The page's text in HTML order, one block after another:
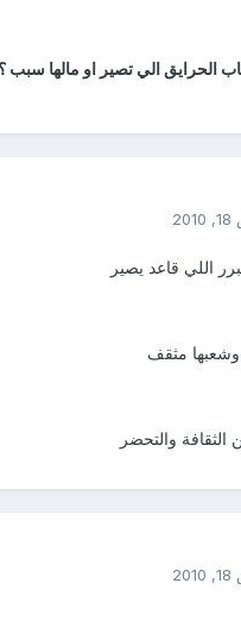
الحرايق الي تصير او مالها سبب ؟
اللي قاعد يصير
مثقف
والتحضر